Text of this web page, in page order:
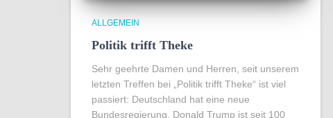
ALLGEMEIN
Politik trifft Theke
Sehr geehrte Damen und Herren, seit unserem
letzten Treffen bei „Politik trifft Theke“ ist viel
passiert: Deutschland hat eine neue
Bundesregierung, Donald Trump ist seit 100